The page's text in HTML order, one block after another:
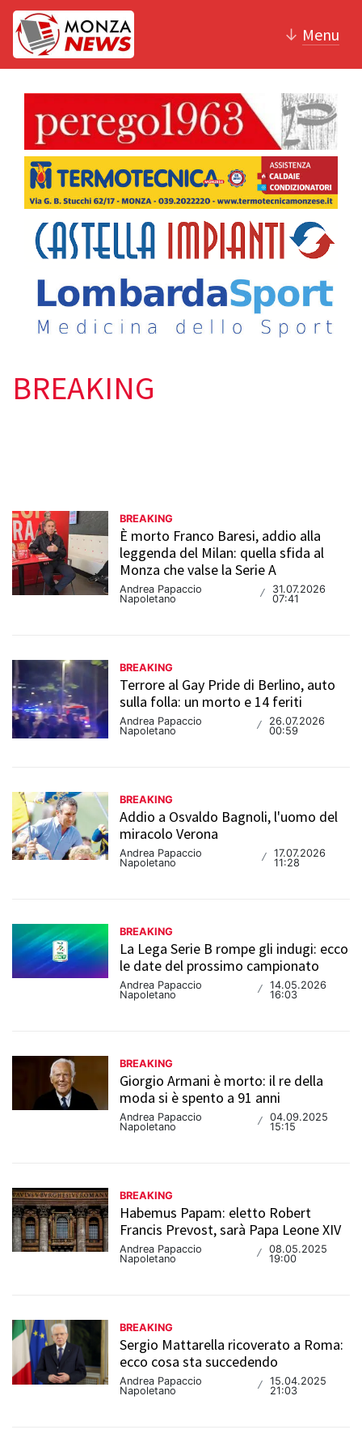
↓ Menu
BREAKING
BREAKING
È morto Franco Baresi, addio alla
leggenda del Milan: quella sfida al
Monza che valse la Serie A
Andrea Papaccio
Napoletano
/
31.07.2026
07:41
BREAKING
Terrore al Gay Pride di Berlino, auto
sulla folla: un morto e 14 feriti
Andrea Papaccio
Napoletano
/
26.07.2026
00:59
BREAKING
Addio a Osvaldo Bagnoli, l'uomo del
miracolo Verona
Andrea Papaccio
Napoletano
/ 17.07.2026
11:28
BREAKING
La Lega Serie B rompe gli indugi: ecco
le date del prossimo campionato
Andrea Papaccio
Napoletano
/ 14.05.2026
16:03
BREAKING
Giorgio Armani è morto: il re della
moda si è spento a 91 anni
Andrea Papaccio
Napoletano
/ 04.09.2025
15:15
BREAKING
Habemus Papam: eletto Robert
Francis Prevost, sarà Papa Leone XIV
Andrea Papaccio
Napoletano
/ 08.05.2025
19:00
BREAKING
Sergio Mattarella ricoverato a Roma:
ecco cosa sta succedendo
Andrea Papaccio
Napoletano
/ 15.04.2025
21:03